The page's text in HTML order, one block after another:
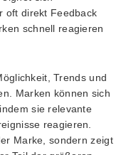
oft direkt Feedback
schnell reagieren
Trends und
Marken können sich
sie relevante
reagieren.
Marke, sondern zeigt